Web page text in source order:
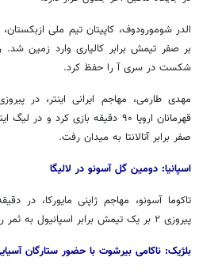
شکست در سری آ را حفظ کرد.
صفر برابر آتالانتا به میدان رفت.
اسپانیا: دومین گل آسونو در لالیگا
پیروزی ۲ بر یک تیمش برابر اسپانیول به ثمر رساند و در دقیقه ۸۴ تعویض شد.
بلژیک: ناکامی بیرشوت با حضور ستارگان